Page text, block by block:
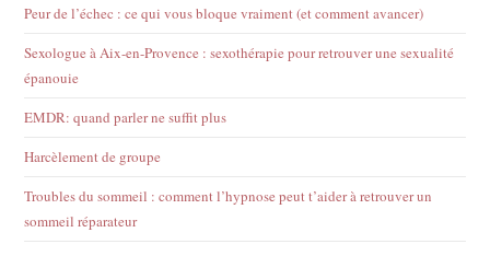
Peur de l’échec : ce qui vous bloque vraiment (et comment avancer)
Sexologue à Aix-en-Provence : sexothérapie pour retrouver une sexualité
épanouie
EMDR: quand parler ne suffit plus
Harcèlement de groupe
Troubles du sommeil : comment l’hypnose peut t’aider à retrouver un
sommeil réparateur